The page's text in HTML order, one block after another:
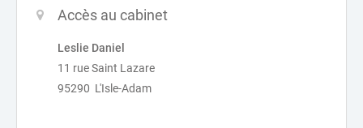
Accès au cabinet
Leslie Daniel
11 rue Saint Lazare
95290 L'Isle-Adam